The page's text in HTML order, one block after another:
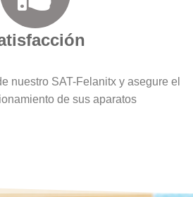
nuestro SAT-Felanitx y asegure el
de sus aparatos